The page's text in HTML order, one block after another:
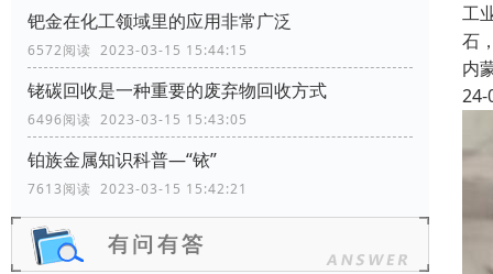
钯金在化工领域里的应用非常广泛
6572阅读 2023-03-15 15:44:15
铑碳回收是一种重要的废弃物回收方式
6496阅读 2023-03-15 15:43:05
铂族金属知识科普—“铱”
7613阅读 2023-03-15 15:42:21
工
石
内
24-